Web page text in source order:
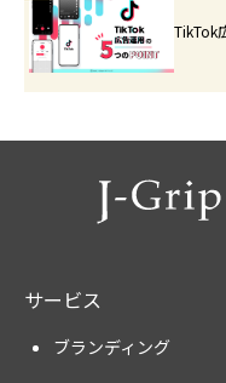
TikTok
サービス
ブランディング